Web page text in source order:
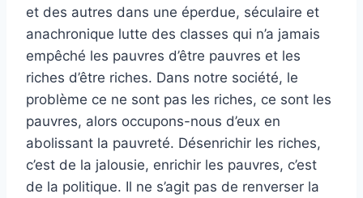
et des autres dans une éperdue, séculaire et
anachronique lutte des classes qui n’a jamais
empêché les pauvres d’être pauvres et les
riches d’être riches. Dans notre société, le
problème ce ne sont pas les riches, ce sont les
pauvres, alors occupons-nous d’eux en
abolissant la pauvreté. Désenrichir les riches,
c’est de la jalousie, enrichir les pauvres, c’est
de la politique. Il ne s’agit pas de renverser la